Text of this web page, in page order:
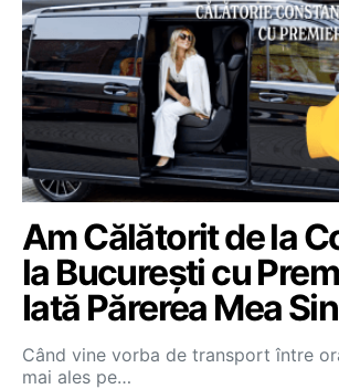
Am Călătorit de la
la București cu
Iată Părerea Mea
Când vine vorba de transport între
mai ales pe…